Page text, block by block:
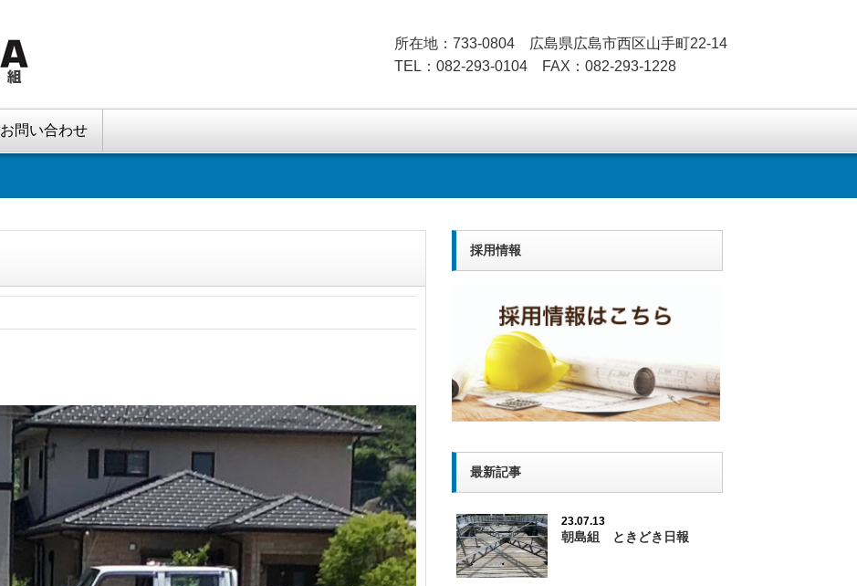
所在地：733-0804 広島県広島市西区山手町22-14
TEL：082-293-0104 FAX：082-293-1228
お問い合わせ
採用情報
最新記事
23.07.13
朝島組 ときどき日報